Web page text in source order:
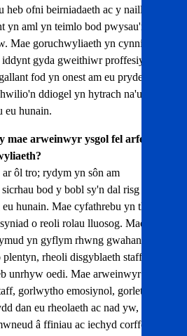
heb ofni beirniadaeth ac y naill
yn aml yn teimlo bod pwysau'r
Mae goruchwyliaeth yn cynnig lle
gyda gweithiwr proffesiynol
fod yn onest am eu pryderon
ddiogel yn hytrach na'u
eu hunain.
mae arweinwyr ysgol fel arfer yn
ôl tro; rydym yn sôn am
bod y bobl sy'n dal risg yn
hunain. Mae cyfathrebu yn thema
o reoli rolau lluosog. Mae
yn gyflym rhwng gwahanol
rheoli disgyblaeth staff ac
unrhyw oedi. Mae arweinwyr hefyd
gorlwytho emosiynol, gorlethu,
dan eu rheolaeth ac nad yw, yn
â ffiniau ac iechyd corfforol.